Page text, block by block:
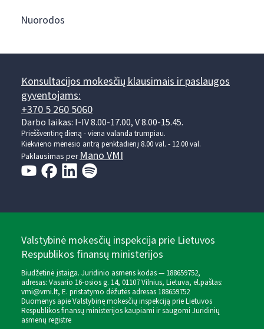
Nuorodos
Konsultacijos mokesčių klausimais ir paslaugos
gyventojams:
+370 5 260 5060
Darbo laikas: I-IV 8.00-17.00, V 8.00-15.45.
Prieššventinę dieną - viena valanda trumpiau.
Kiekvieno mėnesio antrą penktadienį 8.00 val. - 12.00 val.
Paklausimas per Mano VMI
Valstybinė mokesčių inspekcija prie Lietuvos
Respublikos finansų ministerijos
Biudžetinė įstaiga. Juridinio asmens kodas — 188659752,
adresas: Vasario 16-osios g. 14, 01107 Vilnius, Lietuva, el.paštas:
vmi@vmi.lt, E. pristatymo dėžutės adresas 188659752
Duomenys apie Valstybinę mokesčių inspekciją prie Lietuvos
Respublikos finansų ministerijos kaupiami ir saugomi Juridinių
asmenų registre